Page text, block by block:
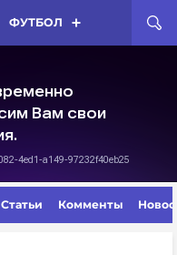
ФУТБОЛ
Статьи Комменты